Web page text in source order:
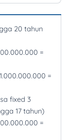
20 tahun
=
=
fixed 3
17 tahun)
=